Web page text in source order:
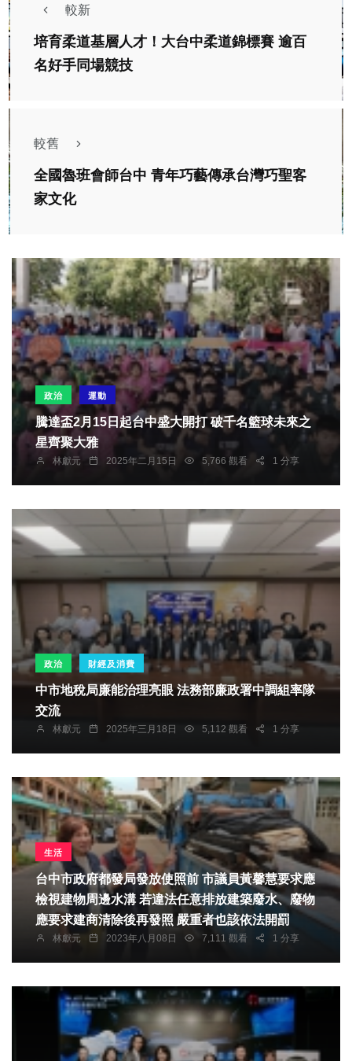
較新
培育柔道基層人才！大台中柔道錦標賽 逾百
名好手同場競技
較舊
全國魯班會師台中 青年巧藝傳承台灣巧聖客
家文化
政治 運動
騰達盃2月15日起台中盛大開打 破千名籃球未來之
星齊聚大雅
林獻元 2025年二月15日 5,766 觀看 1 分享
政治 財經及消費
中市地稅局廉能治理亮眼 法務部廉政署中調組率隊
交流
林獻元 2025年三月18日 5,112 觀看 1 分享
生活
台中市政府都發局發放使照前 市議員黃馨慧要求應
檢視建物周邊水溝 若違法任意排放建築廢水、廢物
應要求建商清除後再發照 嚴重者也該依法開罰
林獻元 2023年八月08日 7,111 觀看 1 分享